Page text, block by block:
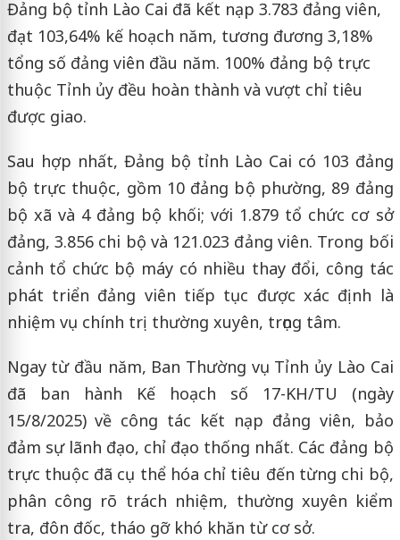
Đảng bộ tỉnh Lào Cai đã kết nạp 3.783 đảng viên,
đạt 103,64% kế hoạch năm, tương đương 3,18%
tổng số đảng viên đầu năm. 100% đảng bộ trực
thuộc Tỉnh ủy đều hoàn thành và vượt chỉ tiêu
được giao.
Sau hợp nhất, Đảng bộ tỉnh Lào Cai có 103 đảng
bộ trực thuộc, gồm 10 đảng bộ phường, 89 đảng
bộ xã và 4 đảng bộ khối; với 1.879 tổ chức cơ sở
đảng, 3.856 chi bộ và 121.023 đảng viên. Trong bối
cảnh tổ chức bộ máy có nhiều thay đổi, công tác
phát triển đảng viên tiếp tục được xác định là
nhiệm vụ chính trị thường xuyên, trọng tâm.
Ngay từ đầu năm, Ban Thường vụ Tỉnh ủy Lào Cai
đã ban hành Kế hoạch số 17-KH/TU (ngày
15/8/2025) về công tác kết nạp đảng viên, bảo
đảm sự lãnh đạo, chỉ đạo thống nhất. Các đảng bộ
trực thuộc đã cụ thể hóa chỉ tiêu đến từng chi bộ,
phân công rõ trách nhiệm, thường xuyên kiểm
tra, đôn đốc, tháo gỡ khó khăn từ cơ sở.